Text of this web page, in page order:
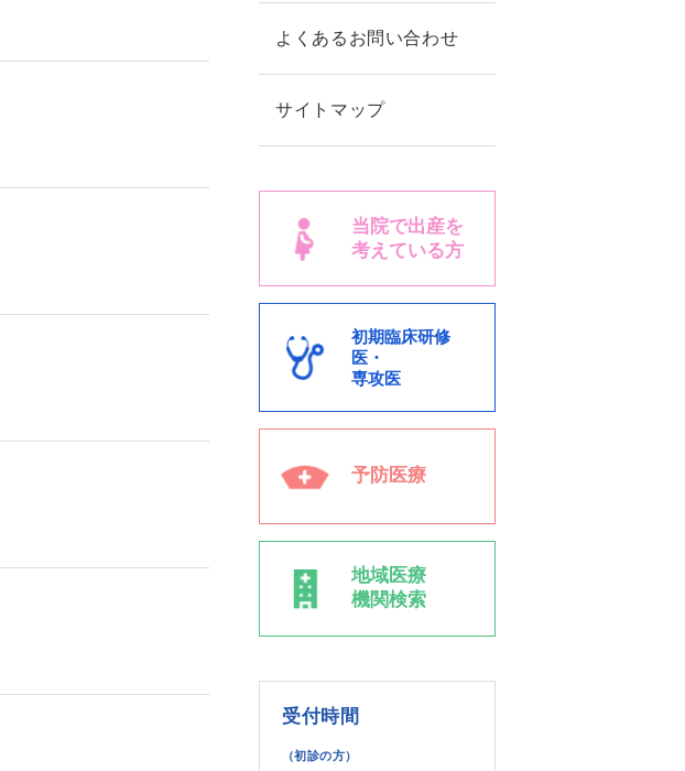
よくあるお問い合わせ
サイトマップ
当院で出産を
考えている方
初期臨床研修
医・
専攻医
予防医療
地域医療
機関検索
受付時間
（初診の方）